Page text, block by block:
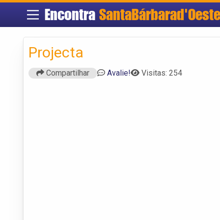
Encontra SantaBárbarad'Oeste
Projecta
Compartilhar Avalie! Visitas: 254